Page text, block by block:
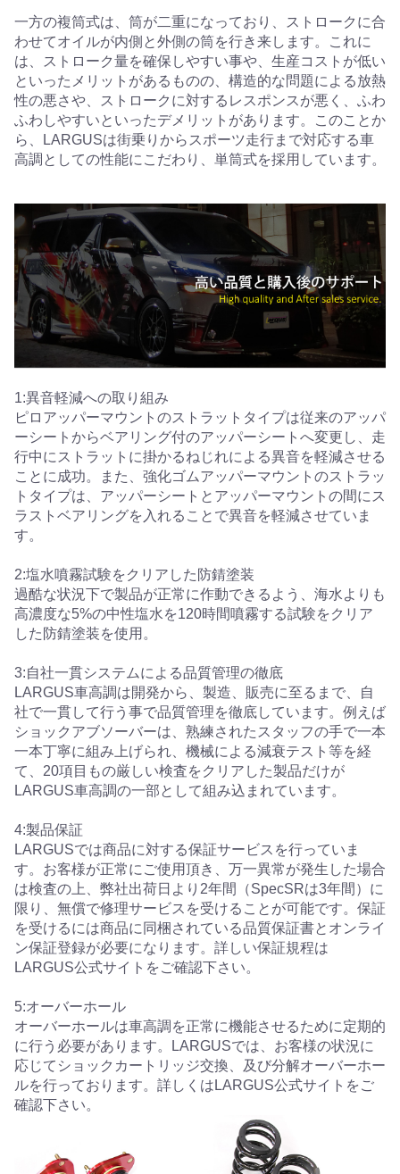
一方の複筒式は、筒が二重になっており、ストロークに合
わせてオイルが内側と外側の筒を行き来します。これに
は、ストローク量を確保しやすい事や、生産コストが低い
といったメリットがあるものの、構造的な問題による放熱
性の悪さや、ストロークに対するレスポンスが悪く、ふわ
ふわしやすいといったデメリットがあります。このことか
ら、LARGUSは街乗りからスポーツ走行まで対応する車
高調としての性能にこだわり、単筒式を採用しています。
1:異音軽減への取り組み
ピロアッパーマウントのストラットタイプは従来のアッパ
ーシートからベアリング付のアッパーシートへ変更し、走
行中にストラットに掛かるねじれによる異音を軽減させる
ことに成功。また、強化ゴムアッパーマウントのストラッ
トタイプは、アッパーシートとアッパーマウントの間にス
ラストベアリングを入れることで異音を軽減させていま
す。
2:塩水噴霧試験をクリアした防錆塗装
過酷な状況下で製品が正常に作動できるよう、海水よりも
高濃度な5%の中性塩水を120時間噴霧する試験をクリア
した防錆塗装を使用。
3:自社一貫システムによる品質管理の徹底
LARGUS車高調は開発から、製造、販売に至るまで、自
社で一貫して行う事で品質管理を徹底しています。例えば
ショックアブソーバーは、熟練されたスタッフの手で一本
一本丁寧に組み上げられ、機械による減衰テスト等を経
て、20項目もの厳しい検査をクリアした製品だけが
LARGUS車高調の一部として組み込まれています。
4:製品保証
LARGUSでは商品に対する保証サービスを行っていま
す。お客様が正常にご使用頂き、万一異常が発生した場合
は検査の上、弊社出荷日より2年間（SpecSRは3年間）に
限り、無償で修理サービスを受けることが可能です。保証
を受けるには商品に同梱されている品質保証書とオンライ
ン保証登録が必要になります。詳しい保証規程は
LARGUS公式サイトをご確認下さい。
5:オーバーホール
オーバーホールは車高調を正常に機能させるために定期的
に行う必要があります。LARGUSでは、お客様の状況に
応じてショックカートリッジ交換、及び分解オーバーホー
ルを行っております。詳しくはLARGUS公式サイトをご
確認下さい。